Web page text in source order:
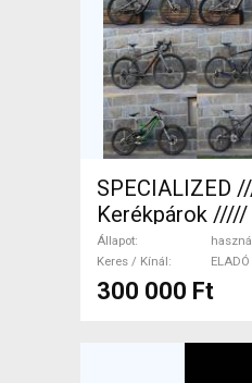
SPECIALIZED
Kerékpárok
Bike össztelós /
használt ELADÓ
Állapot
Keres / Kínál
ELADÓ
300 000 Ft